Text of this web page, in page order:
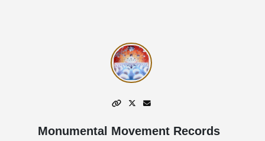
Monumental Movement Records